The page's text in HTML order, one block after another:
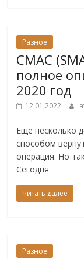
Разное
СМАС
полное
2020 год
12.01.2022
Еще несколько
способом
операция. Но
Сегодня
Читать далее
Разное